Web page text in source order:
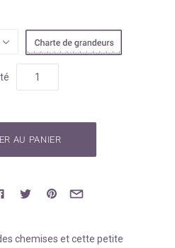
chemises et cette petite